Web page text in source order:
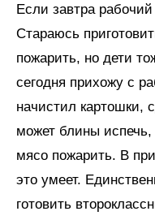
Если завтра
Стараюсь
пожарить, но дети
сегодня прихожу с
начистил картошки,
может блины
мясо пожарить. В
это умеет.
готовить